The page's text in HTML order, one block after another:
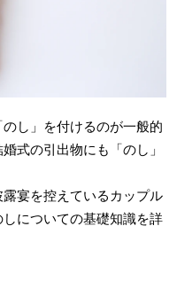
し」を付けるのが一般的
式の引出物にも「のし」
宴を控えているカップル
についての基礎知識を詳